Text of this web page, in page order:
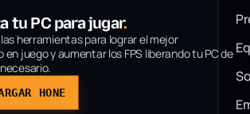
tu PC para jugar.
herramientas para lograr el mejor
en juego y aumentar los FPS liberando tu PC de
HONE